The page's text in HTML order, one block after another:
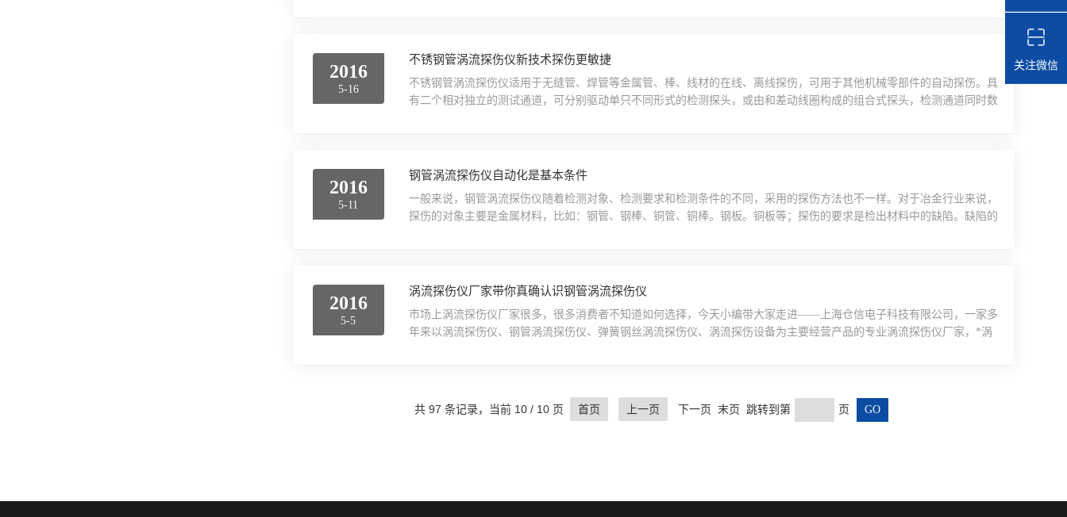
2016
5-16
不锈钢管涡流探伤仪新技术探伤更敏捷
不锈钢管涡流探伤仪适用于无缝管、焊管等金属管、棒、线材的在线、离线探伤，可用于其他机械零部件的自动探伤。具
有二个相对独立的测试通道，可分别驱动单只不同形式的检测探头，或由和差动线圈构成的组合式探头，检测通道同时数
2016
5-11
钢管涡流探伤仪自动化是基本条件
一般来说，钢管涡流探伤仪随着检测对象、检测要求和检测条件的不同，采用的探伤方法也不一样。对于冶金行业来说，
探伤的对象主要是金属材料，比如：钢管、钢棒、铜管、铜棒。钢板。铜板等；探伤的要求是检出材料中的缺陷。缺陷的
2016
5-5
涡流探伤仪厂家带你真确认识钢管涡流探伤仪
市场上涡流探伤仪厂家很多，很多消费者不知道如何选择，今天小编带大家走进——上海仓信电子科技有限公司，一家多
年来以涡流探伤仪、钢管涡流探伤仪、弹簧钢丝涡流探伤仪、涡流探伤设备为主要经营产品的专业涡流探伤仪厂家，*涡
共 97 条记录，当前 10 / 10 页 首页 上一页 下一页 末页 跳转到第 页
关注微信